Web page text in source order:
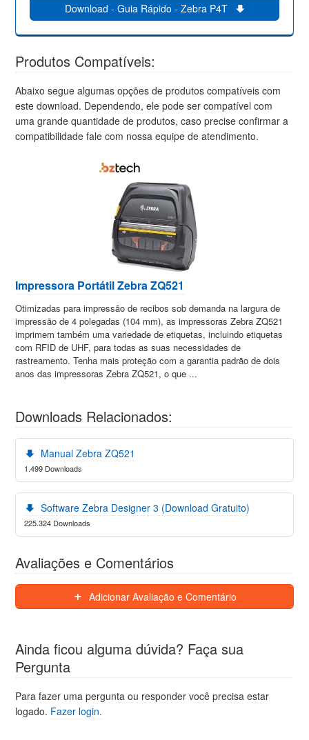
Download - Guia Rápido - Zebra P4T
Produtos Compatíveis:
Abaixo segue algumas opções de produtos compatíveis com
este download. Dependendo, ele pode ser compatível com
uma grande quantidade de produtos, caso precise confirmar a
compatibilidade fale com nossa equipe de atendimento.
Impressora Portátil Zebra ZQ521
Otimizadas para impressão de recibos sob demanda na largura de
impressão de 4 polegadas (104 mm), as impressoras Zebra ZQ521
imprimem também uma variedade de etiquetas, incluindo etiquetas
com RFID de UHF, para todas as suas necessidades de
rastreamento. Tenha mais proteção com a garantia padrão de dois
anos das impressoras Zebra ZQ521, o que ...
Downloads Relacionados:
Manual Zebra ZQ521
1.499 Downloads
Software Zebra Designer 3 (Download Gratuito)
225.324 Downloads
Avaliações e Comentários
Adicionar Avaliação e Comentário
Ainda ficou alguma dúvida? Faça sua
Pergunta
Para fazer uma pergunta ou responder você precisa estar
logado. Fazer login.